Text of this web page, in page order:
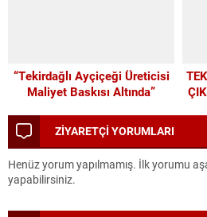
“Tekirdağlı Ayçiçeği Üreticisi
Maliyet Baskısı Altında”
ZİYARETÇİ YORUMLARI
Henüz yorum yapılmamış. İlk yorumu
yapabilirsiniz.